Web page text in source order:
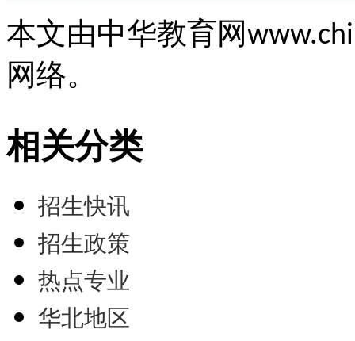
本文由中华教育网
网络。
相关分类
招生快讯
招生政策
热点专业
华北地区